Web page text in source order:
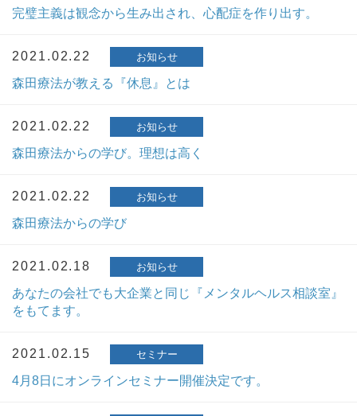
完璧主義は観念から生み出され、心配症を作り出す。
2021.02.22 お知らせ
森田療法が教える『休息』とは
2021.02.22 お知らせ
森田療法からの学び。理想は高く
2021.02.22 お知らせ
森田療法からの学び
2021.02.18 お知らせ
あなたの会社でも大企業と同じ『メンタルヘルス相談室』
をもてます。
2021.02.15 セミナー
4月8日にオンラインセミナー開催決定です。